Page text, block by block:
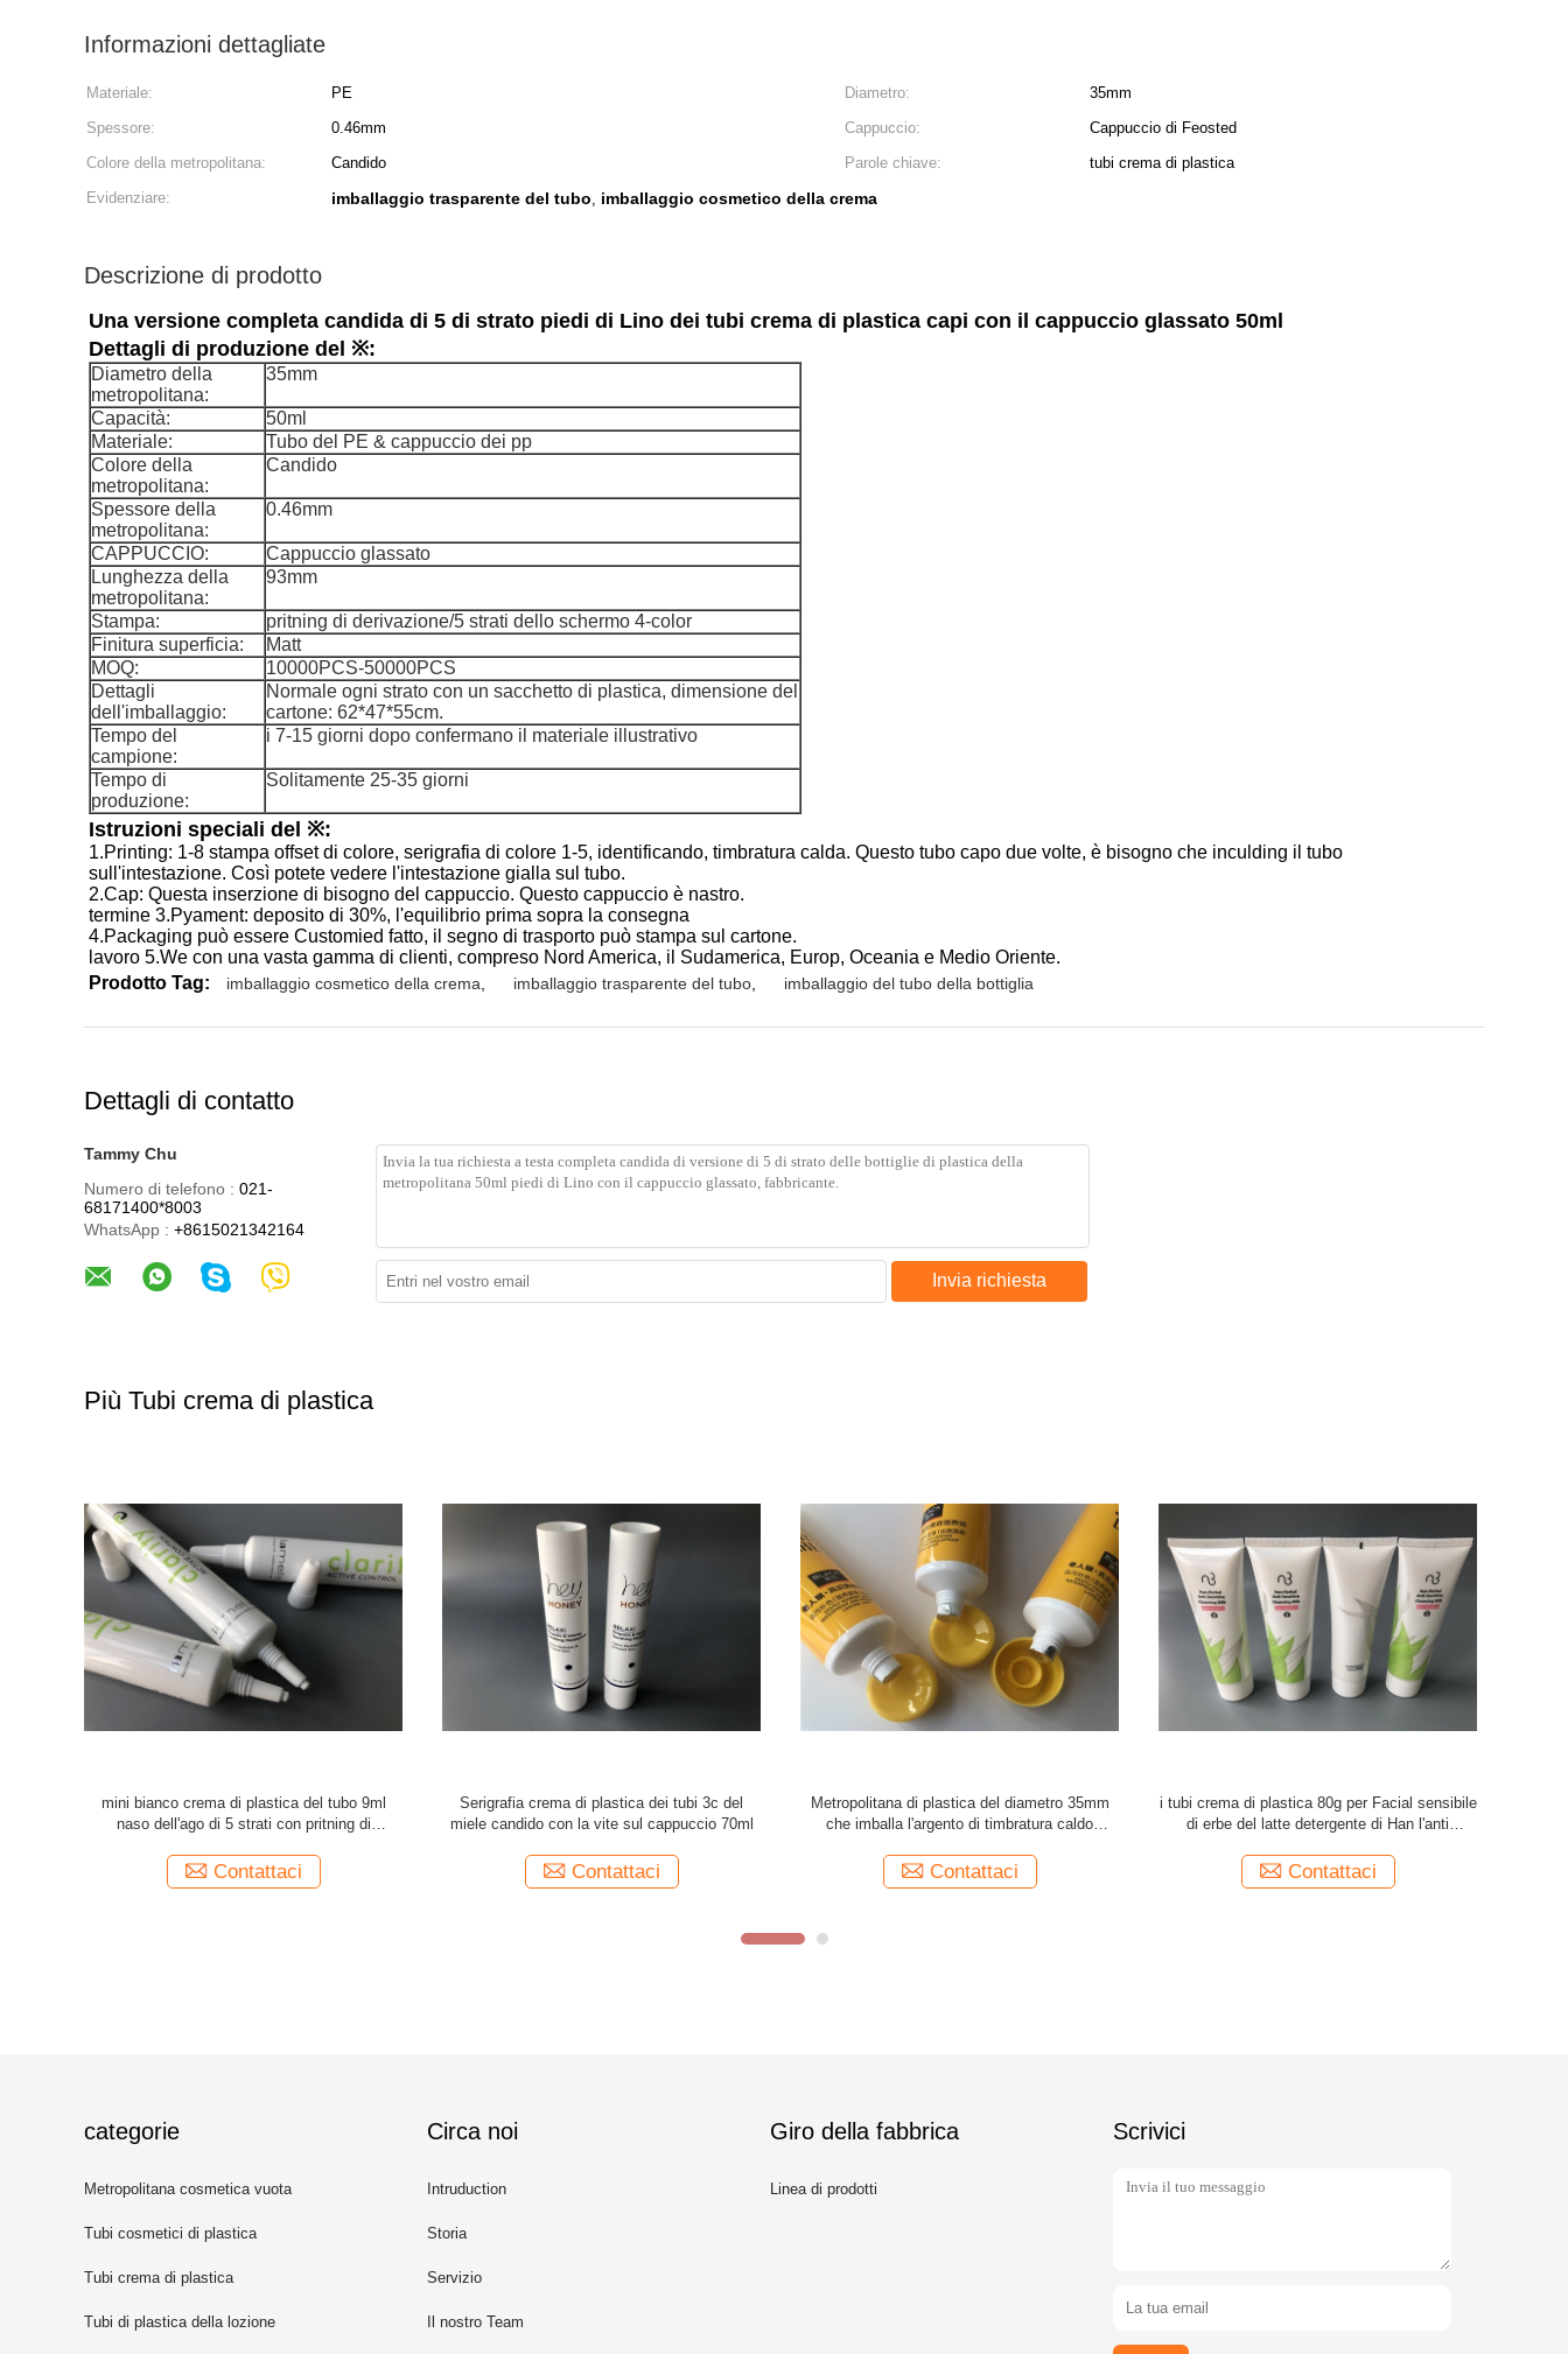
Informazioni dettagliate
Materiale: PE Diametro:
35mm
Spessore:
0.46mm Cappuccio:
Cappuccio di Feosted
Colore della metropolitana:
Candido Parole chiave:
tubi crema di plastica
Evidenziare:
imballaggio trasparente del tubo, imballaggio cosmetico della crema
Descrizione di prodotto
Una versione completa candida di 5 di strato piedi di Lino dei tubi crema di plastica capi con il cappuccio glassato 50ml
Dettagli di produzione del ※:
Diametro della
metropolitana:
35mm
Capacità:
50ml
Materiale:
Tubo del PE & cappuccio dei pp
Colore della
metropolitana:
Candido
Spessore della
metropolitana:
0.46mm
CAPPUCCIO:
Cappuccio glassato
Lunghezza della
metropolitana:
93mm
Stampa:
pritning di derivazione/5 strati dello schermo 4-color
Finitura superficia:
Matt
MOQ:
10000PCS-50000PCS
Dettagli
dell'imballaggio:
Normale ogni strato con un sacchetto di plastica, dimensione del
cartone: 62*47*55cm.
Tempo del
campione:
i 7-15 giorni dopo confermano il materiale illustrativo
Tempo di
produzione:
Solitamente 25-35 giorni
Istruzioni speciali del ※:
1.Printing: 1-8 stampa offset di colore, serigrafia di colore 1-5, identificando, timbratura calda. Questo tubo capo due volte, è bisogno che inculding il tubo
sull'intestazione. Così potete vedere l'intestazione gialla sul tubo.
2.Cap: Questa inserzione di bisogno del cappuccio. Questo cappuccio è nastro.
termine 3.Pyament: deposito di 30%, l'equilibrio prima sopra la consegna
4.Packaging può essere Customied fatto, il segno di trasporto può stampa sul cartone.
lavoro 5.We con una vasta gamma di clienti, compreso Nord America, il Sudamerica, Europ, Oceania e Medio Oriente.
Prodotto Tag:
imballaggio cosmetico della crema imballaggio trasparente del tubo imballaggio del tubo della bottiglia
Dettagli di contatto
Tammy Chu
Numero di telefono : 021-
68171400*8003
WhatsApp : +8615021342164
Invia richiesta
Più Tubi crema di plastica
80g spessore di derivazione crema di plastica
della stampa 0.46mm dei tubi 4c della perla
Contattaci
bianco d'imballaggio dell'interno di verde
dell'esterno della metropolitana della bottiglia
di due strati
Contattaci
I tubi crema di plastica ovali neri di Matt per il
BB scremano la vite di Matt sul cappuccio
Contattaci
I tubi crema di plastica candidi di 5 strati
EPISIVA con il cappuccio piano diritto 140ml
Contattaci
categorie
Metropolitana cosmetica vuota
Tubi cosmetici di plastica
Tubi crema di plastica
Tubi di plastica della lozione
Circa noi
Intruduction
Storia
Servizio
Il nostro Team
Giro della fabbrica
Linea di prodotti
Scrivici